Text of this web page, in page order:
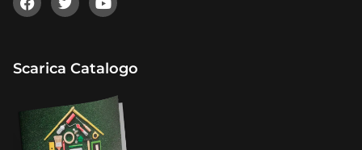
Scarica Catalogo